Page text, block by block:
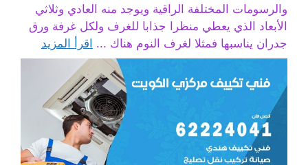
والرسومات المختلفة الراقية ويوجد منه العادي وثلاثي
الأبعاد الذي يعطي منظرا جذابا للغرف ولكل غرفة ورق
جدران يناسبها فمثلا لغرف النوم هناك ... اقرأ المزيد